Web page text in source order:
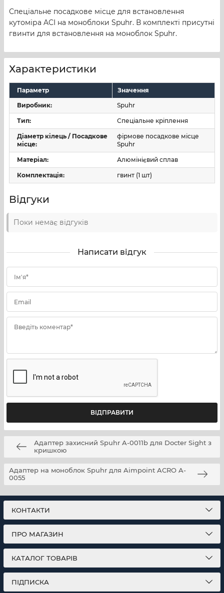
Спеціальне посадкове місце для встановлення
кутоміра ACI на моноблоки Spuhr. В комплекті присутні
гвинти для встановлення на моноблок Spuhr.
Характеристики
Параметр
Значення
Виробник:
Spuhr
Тип: Спеціальне кріплення
Діаметр кілець / Посадкове
місце:
фірмове посадкове місце
Spuhr
Матеріал: Алюмінієвий сплав
Комплектація: гвинт (1 шт)
Відгуки
Поки немає відгуків
Написати відгук
Ім'я*
Email
Введіть коментар*
Адаптер захисний Spuhr A-0011b для Docter Sight з
кришкою
Адаптер на моноблок Spuhr для Aimpoint ACRO A-
0055
КОНТАКТИ
ПРО МАГАЗИН
КАТАЛОГ ТОВАРІВ
ПІДПИСКА